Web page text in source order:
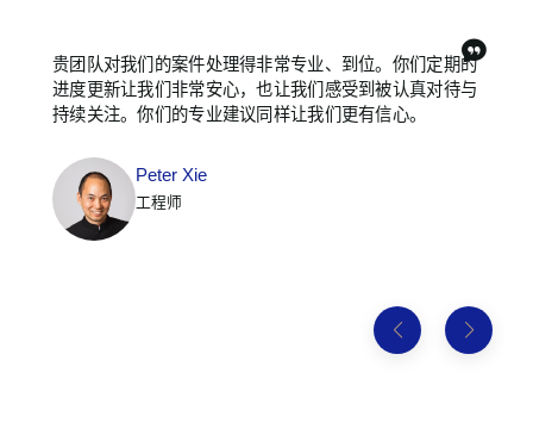
贵团队对我们的案件处理得非常专业、到位。你们定期的
进度更新让我们非常安心，也让我们感受到被认真对待与
持续关注。你们的专业建议同样让我们更有信心。
Peter Xie
工程师